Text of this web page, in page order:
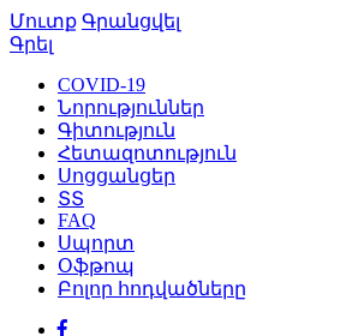
Մուտք Գրանցվել
Գրել
COVID-19
Նորություններ
Գիտություն
Հետազոտություն
Սոցցանցեր
ՏՏ
FAQ
Սպորտ
Օֆթոպ
Բոլոր հոդվածները